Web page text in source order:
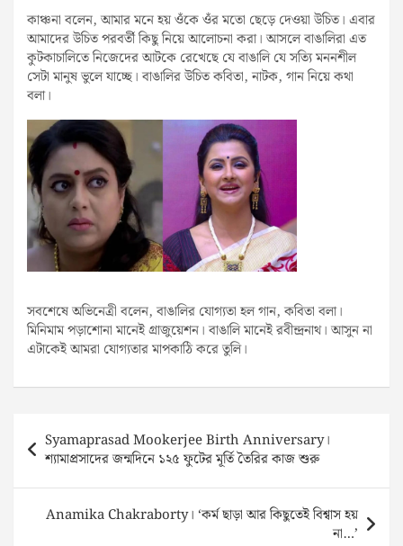
কাঞ্চনা বলেন, আমার মনে হয় ওঁকে ওঁর মতো ছেড়ে দেওয়া উচিত। এবার
আমাদের উচিত পরবর্তী কিছু নিয়ে আলোচনা করা। আসলে বাঙালিরা এত
কুটকাচালিতে নিজেদের আটকে রেখেছে যে বাঙালি যে সত্যি মননশীল
সেটা মানুষ ভুলে যাচ্ছে। বাঙালির উচিত কবিতা, নাটক, গান নিয়ে কথা
বলা।
সবশেষে অভিনেত্রী বলেন, বাঙালির যোগ্যতা হল গান, কবিতা বলা।
মিনিমাম পড়াশোনা মানেই গ্রাজুয়েশন। বাঙালি মানেই রবীন্দ্রনাথ। আসুন না
এটাকেই আমরা যোগ্যতার মাপকাঠি করে তুলি।
navigation
Syamaprasad Mookerjee Birth Anniversary।
শ্যামাপ্রসাদের জন্মদিনে ১২৫ ফুটের মূর্তি তৈরির কাজ শুরু
Anamika Chakraborty। ‘কর্ম ছাড়া আর কিছুতেই বিশ্বাস হয়
না…’